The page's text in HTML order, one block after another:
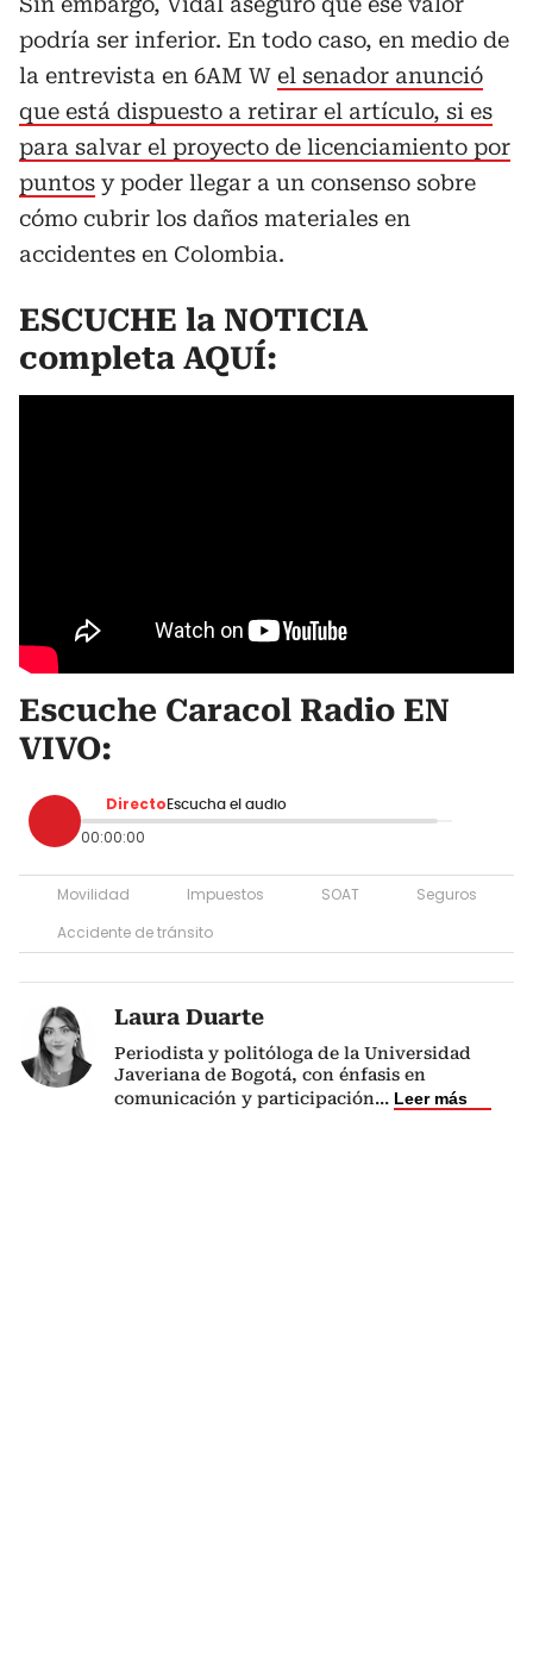
podría ser inferior. En todo caso, en medio de
la entrevista en 6AM W el senador anunció
que está dispuesto a retirar el artículo, si es
para salvar el proyecto de licenciamiento por
puntos y poder llegar a un consenso sobre
cómo cubrir los daños materiales en
accidentes en Colombia.
ESCUCHE la NOTICIA
completa AQUÍ:
Escuche Caracol Radio EN
VIVO:
Directo Escucha el audio
00:00:00
Movilidad Impuestos SOAT
Seguros
Accidente de tránsito
Laura Duarte
Periodista y politóloga de la Universidad
Javeriana de Bogotá, con énfasis en
comunicación y participación... Leer más